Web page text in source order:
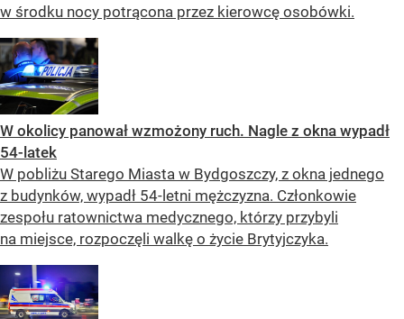
w środku nocy potrącona przez kierowcę osobówki.
W okolicy panował wzmożony ruch. Nagle z okna wypadł
54-latek
W pobliżu Starego Miasta w Bydgoszczy, z okna jednego
z budynków, wypadł 54-letni mężczyzna. Członkowie
zespołu ratownictwa medycznego, którzy przybyli
na miejsce, rozpoczęli walkę o życie Brytyjczyka.